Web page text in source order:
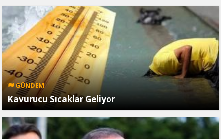
GÜNDEM
Kavurucu Sıcaklar Geliyor